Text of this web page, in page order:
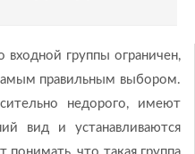
группы ограничен,
правильным выбором.
недорого, имеют
вид и устанавливаются